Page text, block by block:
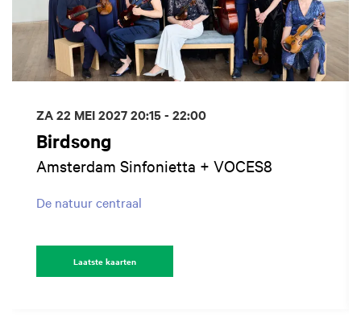
Birdsong
Amsterdam Sinfonietta + VOCES8
De natuur centraal
ZA 22 MEI 202720:15 - 22:00
Laatste kaarten